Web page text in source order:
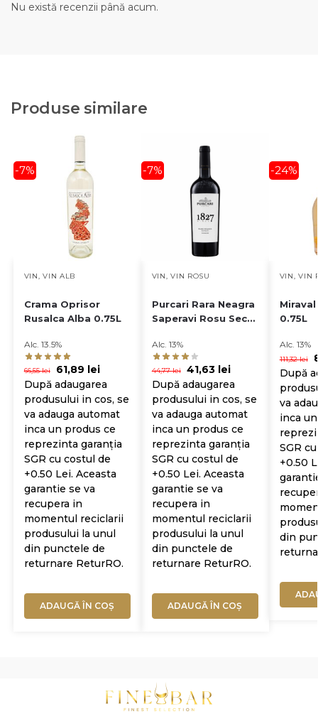
Nu există recenzii până acum.
Produse similare
-7%
VIN,VIN ALB
Crama Oprisor
Rusalca Alba 0.75L
Alc. 13.5%
66,55lei 61,89 lei
După adaugarea
produsului in cos, se
va adauga automat
inca un produs ce
reprezinta garanția
SGR cu costul de
+0.50 Lei. Aceasta
garantie se va
recupera in
momentul reciclarii
produsului la unul
din punctele de
returnare ReturRO.
ADAUGĂ ÎN COȘ
-7%
VIN,VIN ROSU
Purcari Rara Neagra
Saperavi Rosu Sec
Alc. 13%
44,77lei 41,63 lei
După adaugarea
produsului in cos, se
va adauga automat
inca un produs ce
reprezinta garanția
SGR cu costul de
+0.50 Lei. Aceasta
garantie se va
recupera in
momentul reciclarii
produsului la unul
din punctele de
returnare ReturRO.
ADAUGĂ ÎN COȘ
-24%
VIN,VIN
0.75L
Alc. 13%
111,32lei
După
va
inca
SGR
+0.50
din